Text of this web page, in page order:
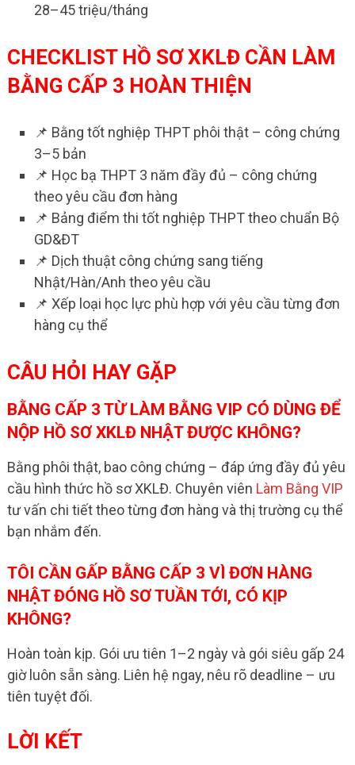
28–45 triệu/tháng
CHECKLIST HỒ SƠ XKLĐ CẦN LÀM
BẰNG CẤP 3 HOÀN THIỆN
📌 Bằng tốt nghiệp THPT phôi thật – công chứng
3–5 bản
📌 Học bạ THPT 3 năm đầy đủ – công chứng
theo yêu cầu đơn hàng
📌 Bảng điểm thi tốt nghiệp THPT theo chuẩn Bộ
GD&ĐT
📌 Dịch thuật công chứng sang tiếng
Nhật/Hàn/Anh theo yêu cầu
📌 Xếp loại học lực phù hợp với yêu cầu từng đơn
hàng cụ thể
CÂU HỎI HAY GẶP
BẰNG CẤP 3 TỪ LÀM BẰNG VIP CÓ DÙNG ĐỂ
NỘP HỒ SƠ XKLĐ NHẬT ĐƯỢC KHÔNG?
Bằng phôi thật, bao công chứng – đáp ứng đầy đủ yêu
cầu hình thức hồ sơ XKLĐ. Chuyên viên Làm Bằng VIP
tư vấn chi tiết theo từng đơn hàng và thị trường cụ thể
bạn nhắm đến.
TÔI CẦN GẤP BẰNG CẤP 3 VÌ ĐƠN HÀNG
NHẬT ĐÓNG HỒ SƠ TUẦN TỚI, CÓ KỊP
KHÔNG?
Hoàn toàn kịp. Gói ưu tiên 1–2 ngày và gói siêu gấp 24
giờ luôn sẵn sàng. Liên hệ ngay, nêu rõ deadline – ưu
tiên tuyệt đối.
LỜI KẾT